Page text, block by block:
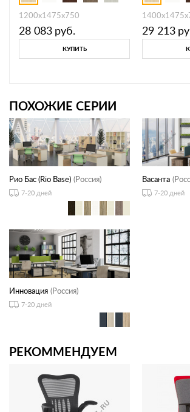
1200х1475х750
28 083 руб.
КУПИТЬ
29 213
ПОХОЖИЕ СЕРИИ
Рио Бас (Rio Base) (Россия)
7-20 дней
Васанта
7-20 дней
Инновация (Россия)
7-20 дней
РЕКОММЕНДУЕМ